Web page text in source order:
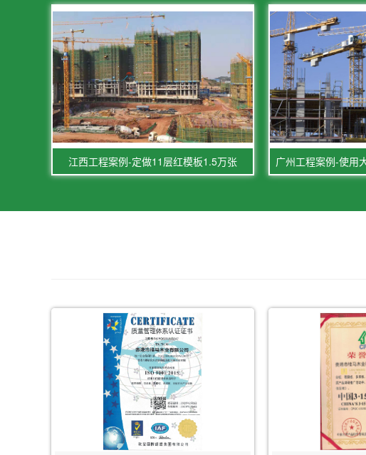
江西工程案例-定做11层红模板1.5万张 广州工程案例-使用